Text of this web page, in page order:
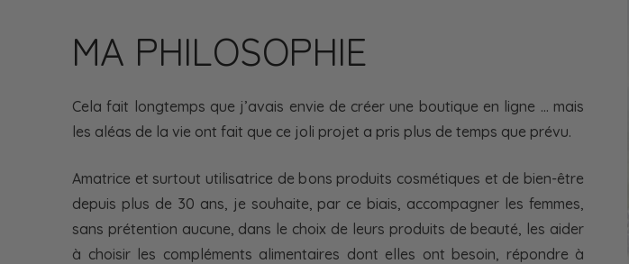
MA PHILOSOPHIE
Cela fait longtemps que j’avais envie de créer une boutique en ligne … mais
les aléas de la vie ont fait que ce joli projet a pris plus de temps que prévu.
Amatrice et surtout utilisatrice de bons produits cosmétiques et de bien-être
depuis plus de 30 ans, je souhaite, par ce biais, accompagner les femmes,
sans prétention aucune, dans le choix de leurs produits de beauté, les aider
à choisir les compléments alimentaires dont elles ont besoin, répondre à